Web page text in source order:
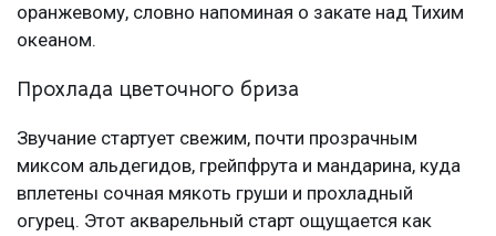
оранжевому, словно напоминая о закате над Тихим
океаном.
Прохлада цветочного бриза
Звучание стартует свежим, почти прозрачным
миксом альдегидов, грейпфрута и мандарина, куда
вплетены сочная мякоть груши и прохладный
огурец. Этот акварельный старт ощущается как